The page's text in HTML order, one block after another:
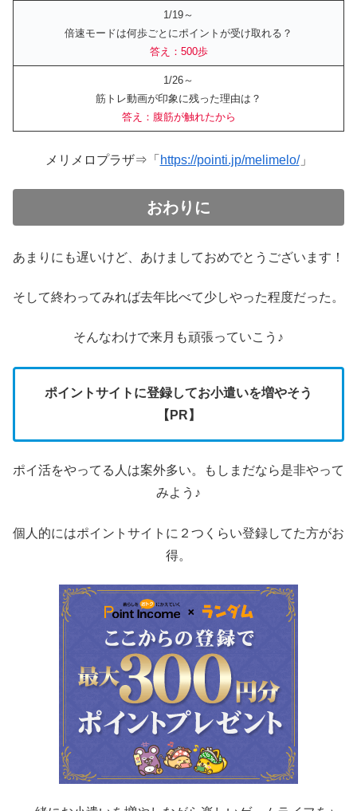
1/19～
倍速モードは何歩ごとにポイントが受け取れる？
答え：500歩
1/26～
筋トレ動画が印象に残った理由は？
答え：腹筋が触れたから
メリメロプラザ⇒「 https://pointi.jp/melimelo/」
おわりに
あまりにも遅いけど、あけましておめでとうございます！
そして終わってみれば去年比べて少しやった程度だった。
そんなわけで来月も頑張っていこう♪
ポイントサイトに登録してお小遣いを増やそう
【PR】
ポイ活をやってる人は案外多い。もしまだなら是非やって
みよう♪
個人的にはポイントサイトに２つくらい登録してた方がお
得。